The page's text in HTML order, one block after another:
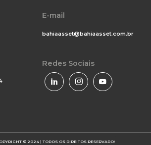
E-mail
bahiaasset@bahiaasset.com.br
Redes Sociais
© 2024 | TODOS OS DIREITOS RESERVADOS